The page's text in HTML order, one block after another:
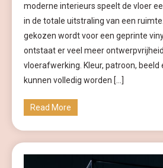
moderne interieurs speelt de vloer
in de totale uitstraling van een
gekozen wordt voor een geprinte
ontstaat er veel meer
vloerafwerking. Kleur, patroon,
kunnen volledig worden […]
Read More